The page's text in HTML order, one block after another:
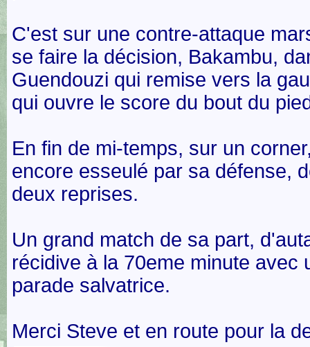
C'est sur une contre-attaque
se faire la décision, Bakambu,
Guendouzi qui remise vers la
qui ouvre le score du bout du
En fin de mi-temps, sur un
encore esseulé par sa défense,
deux reprises.
Un grand match de sa part,
récidive à la 70eme minute avec
parade salvatrice.
Merci Steve et en route pour la